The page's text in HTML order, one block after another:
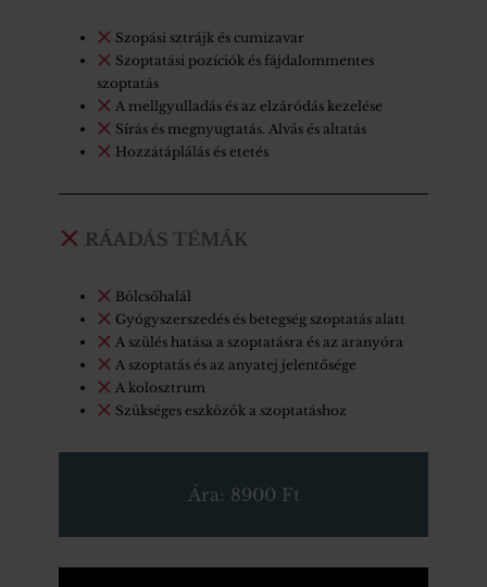
Szopási sztrájk és cumizavar
Szoptatási pozíciók és fájdalommentes
szoptatás
A mellgyulladás és az elzáródás kezelése
Sírás és megnyugtatás. Alvás és altatás
Hozzátáplálás és etetés
RÁADÁS TÉMÁK
Bölcsőhalál
Gyógyszerszedés és betegség szoptatás alatt
A szülés hatása a szoptatásra és az aranyóra
A szoptatás és az anyatej jelentősége
A kolosztrum
Szükséges eszközök a szoptatáshoz
Ára: 8900 Ft